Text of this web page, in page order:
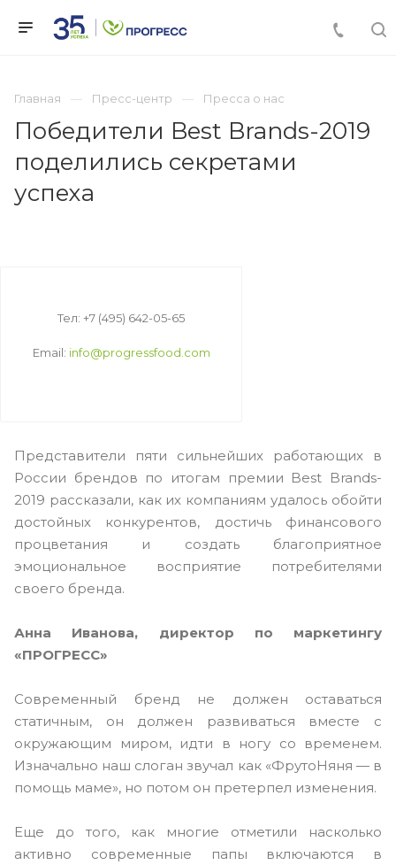
Главная Пресс-центр Пресса о нас
Победители Best Brands-2019
поделились секретами
успеха
Тел: +7 (495) 642-05-65
Email: info@progressfood.com
Представители пяти сильнейших работающих в
России брендов по итогам премии Best Brands-
2019 рассказали, как их компаниям удалось обойти
достойных конкурентов, достичь финансового
процветания и создать благоприятное
эмоциональное восприятие потребителями
своего бренда.
Анна Иванова, директор по маркетингу
«ПРОГРЕСС»
Современный бренд не должен оставаться
статичным, он должен развиваться вместе с
окружающим миром, идти в ногу со временем.
Изначально наш слоган звучал как «ФрутоНяня — в
помощь маме», но потом он претерпел изменения.
Еще до того, как многие отметили насколько
активно современные папы включаются в